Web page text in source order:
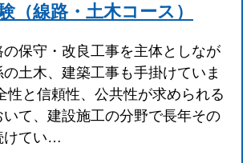
（線路・土木コース）
の保守・改良工事を主体としなが
の土木、建築工事も手掛けていま
性と信頼性、公共性が求められる
て、建設施工の分野で長年その
けてい…